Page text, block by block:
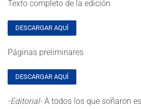
Texto completo de la edición
DESCARGAR AQUÍ
Páginas preliminares
DESCARGAR AQUÍ
-Editorial-A todos los que soñaron